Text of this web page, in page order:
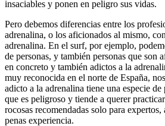
insaciables y ponen en peligro sus vidas.
Pero debemos diferencias entre los
adrenalina, o los aficionados al mismo,
adrenalina. En el surf, por ejemplo,
de personas, y también personas que son
en concreto y también adictos a la
muy reconocida en el norte de España,
adicto a la adrenalina tiene una especie
que es peligroso y tiende a querer
rocosas recomendadas solo para
penas experiencia.